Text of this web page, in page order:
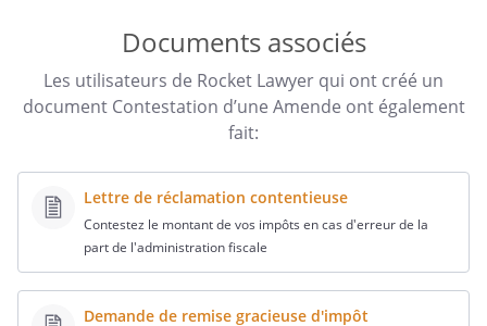
Documents associés
Les utilisateurs de Rocket Lawyer qui ont créé un
document Contestation d’une Amende ont également
fait:
Lettre de réclamation contentieuse
Contestez le montant de vos impôts en cas d'erreur de la
part de l'administration fiscale
Demande de remise gracieuse d'impôt